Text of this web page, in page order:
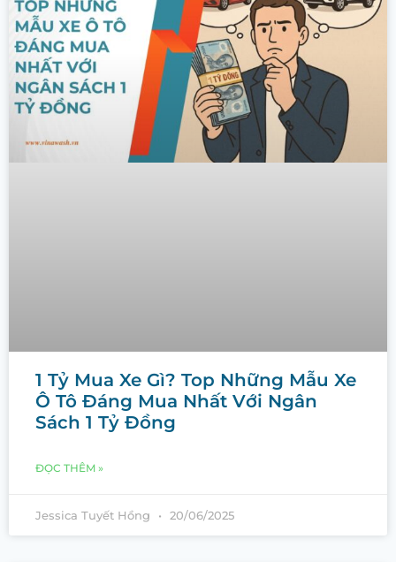
1 Tỷ Mua Xe Gì? Top Những Mẫu Xe
Ô Tô Đáng Mua Nhất Với Ngân
Sách 1 Tỷ Đồng
ĐỌC THÊM »
Jessica Tuyết Hồng 20/06/2025